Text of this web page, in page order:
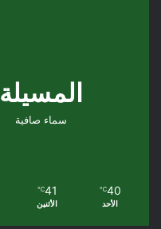
المسيلة
سماء صافية
40
℃
الأحد
41
℃
الأثنين